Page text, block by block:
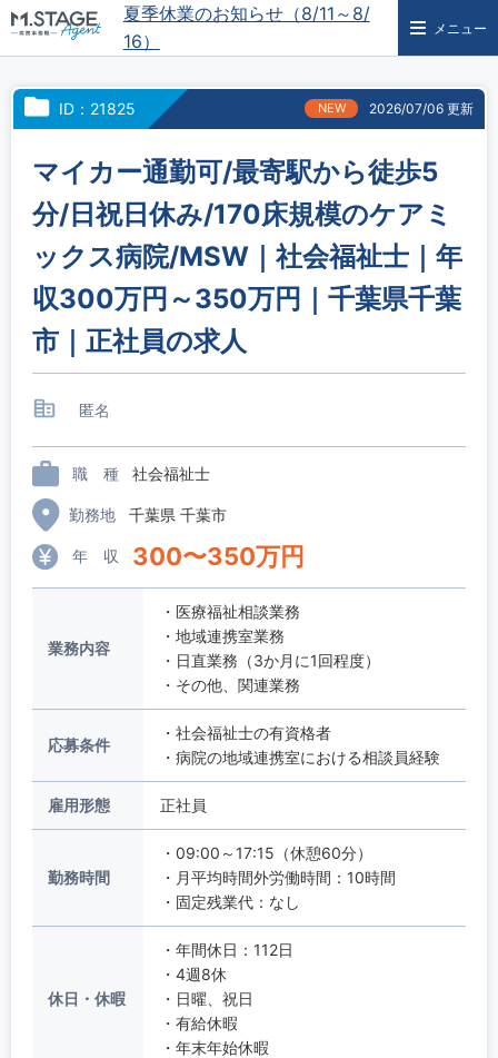
夏季休業のお知らせ（8/11～8/
16）
メニュー
ID：21825 NEW 2026/07/06 更新
マイカー通勤可/最寄駅から徒歩5
分/日祝日休み/170床規模のケアミ
ックス病院/MSW｜社会福祉士｜年
収300万円～350万円｜千葉県千葉
市｜正社員の求人
匿名
職 種 社会福祉士
勤務地 千葉県 千葉市
年 収 300〜350万円
業務内容
・医療福祉相談業務
・地域連携室業務
・日直業務（3か月に1回程度）
・その他、関連業務
応募条件
・社会福祉士の有資格者
・病院の地域連携室における相談員経験
雇用形態 正社員
勤務時間
・09:00～17:15（休憩60分）
・月平均時間外労働時間：10時間
・固定残業代：なし
休日・休暇
・年間休日：112日
・4週8休
・日曜、祝日
・有給休暇
・年末年始休暇